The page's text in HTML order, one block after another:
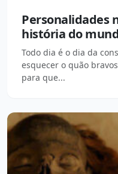
Personalidades
história do
Todo dia é o dia da
esquecer o quão
para que...